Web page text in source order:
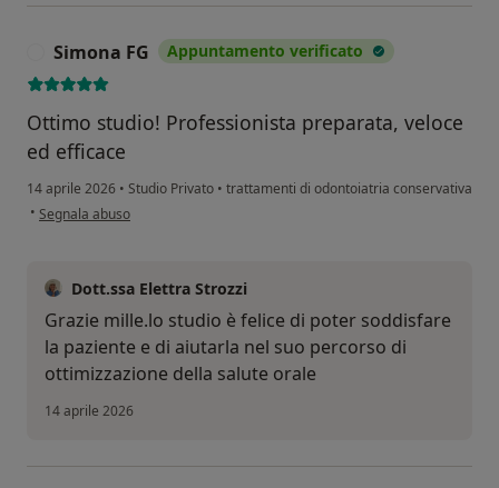
Simona FG Appuntamento verificato
Ottimo studio! Professionista preparata, veloce
ed efficace
14 aprile 2026 • Studio Privato • trattamenti di odontoiatria conservativa
• secondo l'opinione dell'utente Simona FG
Segnala abuso
Dott.ssa Elettra Strozzi
Grazie mille.lo studio è felice di poter soddisfare
la paziente e di aiutarla nel suo percorso di
ottimizzazione della salute orale
14 aprile 2026